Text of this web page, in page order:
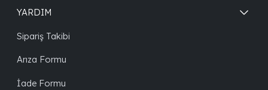
YARDIM
Sipariş Takibi
Arıza Formu
İade Formu